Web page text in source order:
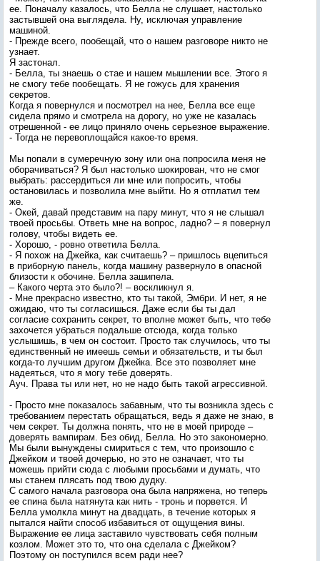
ее. Поначалу казалось, что Белла не слушает, настолько
застывшей она выглядела. Ну, исключая управление
машиной.
- Прежде всего, пообещай, что о нашем разговоре никто не
узнает.
Я застонал.
- Белла, ты знаешь о стае и нашем мышлении все. Этого я
не смогу тебе пообещать. Я не гожусь для хранения
секретов.
Когда я повернулся и посмотрел на нее, Белла все еще
сидела прямо и смотрела на дорогу, но уже не казалась
отрешенной - ее лицо приняло очень серьезное выражение.
- Тогда не перевоплощайся какое-то время.
Мы попали в сумеречную зону или она попросила меня не
оборачиваться? Я был настолько шокирован, что не смог
выбрать: рассердиться ли мне или попросить, чтобы
остановилась и позволила мне выйти. Но я отплатил тем
же.
- Окей, давай представим на пару минут, что я не слышал
твоей просьбы. Ответь мне на вопрос, ладно? – я повернул
голову, чтобы видеть ее.
- Хорошо, - ровно ответила Белла.
- Я похож на Джейка, как считаешь? – пришлось вцепиться
в приборную панель, когда машину развернуло в опасной
близости к обочине. Белла зашипела.
– Какого черта это было?! – воскликнул я.
- Мне прекрасно известно, кто ты такой, Эмбри. И нет, я не
ожидаю, что ты согласишься. Даже если бы ты дал
согласие сохранить секрет, то вполне может быть, что тебе
захочется убраться подальше отсюда, когда только
услышишь, в чем он состоит. Просто так случилось, что ты
единственный не имеешь семьи и обязательств, и ты был
когда-то лучшим другом Джейка. Все это позволяет мне
надеяться, что я могу тебе доверять.
Ауч. Права ты или нет, но не надо быть такой агрессивной.
- Просто мне показалось забавным, что ты возникла здесь с
требованием перестать обращаться, ведь я даже не знаю, в
чем секрет. Ты должна понять, что не в моей природе –
доверять вампирам. Без обид, Белла. Но это закономерно.
Мы были вынуждены смириться с тем, что произошло с
Джейком и твоей дочерью, но это не означает, что ты
можешь прийти сюда с любыми просьбами и думать, что
мы станем плясать под твою дудку.
С самого начала разговора она была напряжена, но теперь
ее спина была натянута как нить - тронь и порвется. И
Белла умолкла минут на двадцать, в течение которых я
пытался найти способ избавиться от ощущения вины.
Выражение ее лица заставило чувствовать себя полным
козлом. Может это то, что она сделала с Джейком?
Поэтому он поступился всем ради нее?